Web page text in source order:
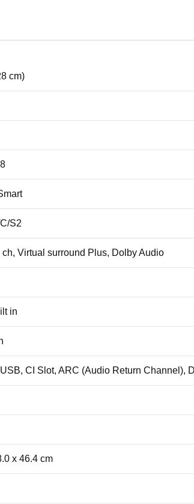
cm)
S2
ch, Virtual surround Plus, Dolby Audio
in
CI Slot, ARC (Audio Return Channel),
x 46.4 cm